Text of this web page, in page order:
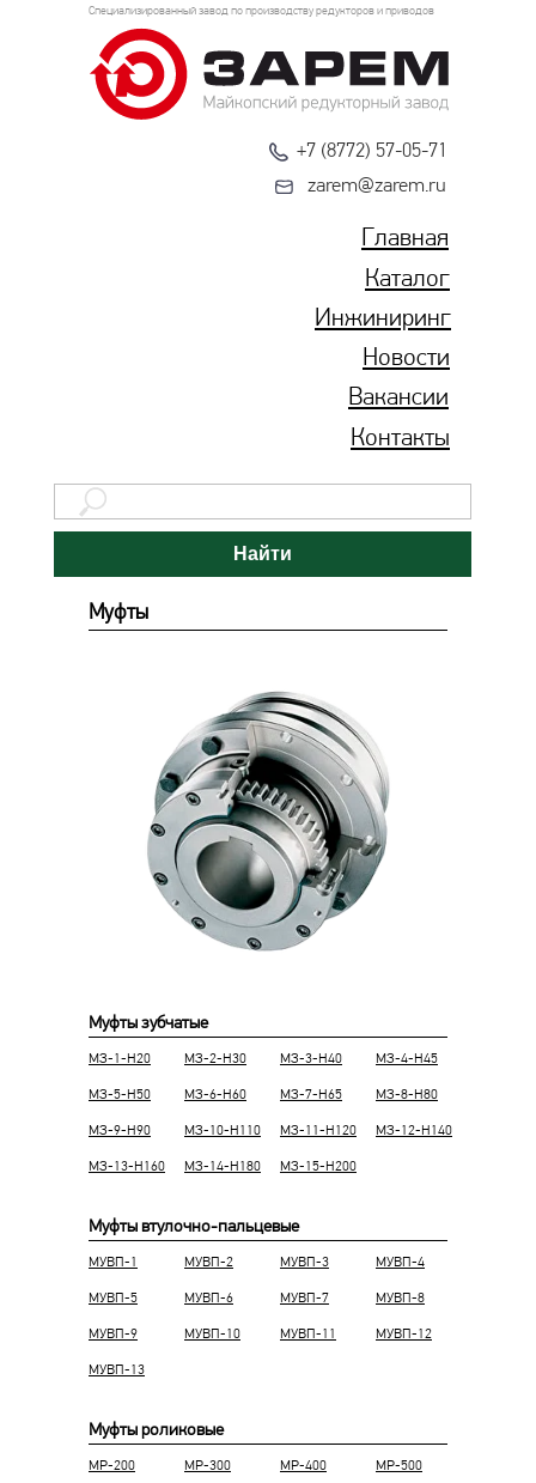
+7 (8772) 57-05-71
Каталог
Инжиниринг
Новости
Главная
Контакты
Вакансии
zarem@zarem.ru
Специализированный завод по производству редукторов и приводов
Найти
Муфты
Муфты зубчатые
МЗ-1-Н20 МЗ-2-Н30 МЗ-3-Н40
МЗ-6-Н60 МЗ-7-Н65
МЗ-5-Н50
МЗ-4-Н45
МЗ-15-Н200
МЗ-14-Н180
МЗ-13-Н160
МЗ-12-Н140
МЗ-8-Н80
МЗ-9-Н90 МЗ-11-Н120
МЗ-10-Н110
Муфты втулочно-пальцевые
МУВП-1 МУВП-2 МУВП-3 МУВП-4
МУВП-8
МУВП-7
МУВП-6
МУВП-5
МУВП-13
МУВП-12
МУВП-11
МУВП-10
МУВП-9
МР-500
МР-400
МР-300
МР-200
Муфты роликовые